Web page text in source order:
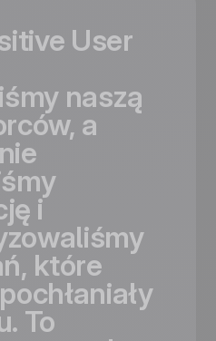
User
naszą
a
i
które
pochłaniały
To